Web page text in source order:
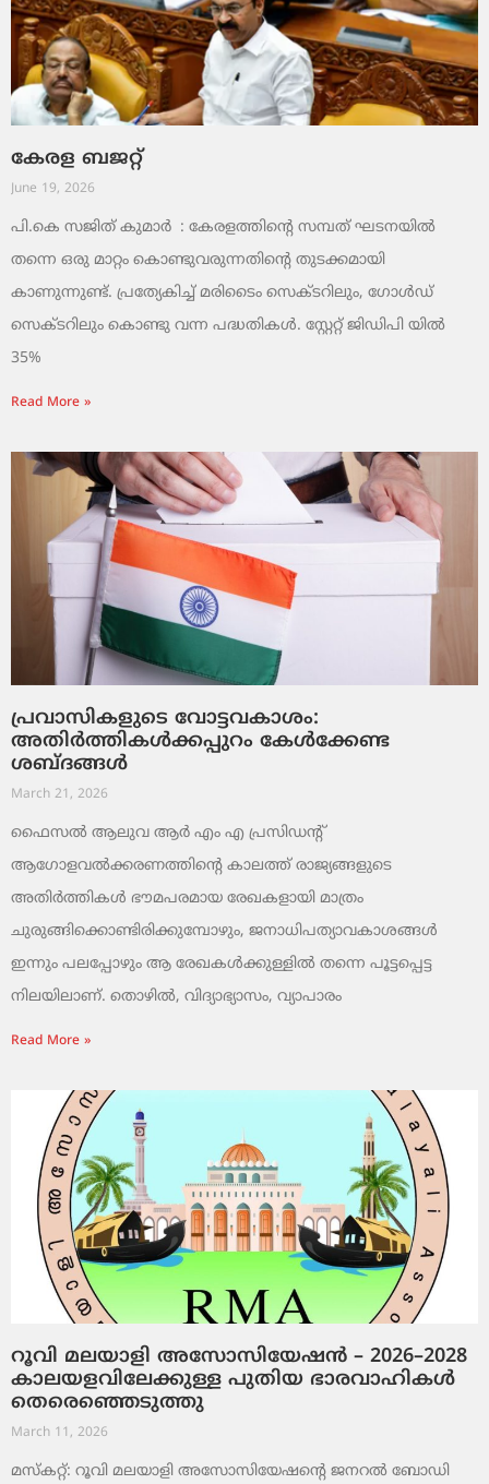
കേരള ബജറ്റ്
June 19, 2026
പി.കെ സജിത് കുമാര്‍ : കേരളത്തിന്റെ സമ്പത് ഘടനയിൽ
തന്നെ ഒരു മാറ്റം കൊണ്ടുവരുന്നതിന്റെ തുടക്കമായി
കാണുന്നുണ്ട്. പ്രത്യേകിച്ച് മരിടൈം സെക്ടറിലും, ഗോൾഡ്
സെക്ടറിലും കൊണ്ടു വന്ന പദ്ധതികൾ. സ്റ്റേറ്റ് ജിഡിപി യിൽ
35%
Read More »
പ്രവാസികളുടെ വോട്ടവകാശം:
അതിർത്തികൾക്കപ്പുറം കേൾക്കേണ്ട
ശബ്ദങ്ങൾ
March 21, 2026
ഫൈസൽ ആലുവ ആർ എം എ പ്രസിഡന്റ്
ആഗോളവൽക്കരണത്തിന്റെ കാലത്ത് രാജ്യങ്ങളുടെ
അതിർത്തികൾ ഭൗമപരമായ രേഖകളായി മാത്രം
ചുരുങ്ങിക്കൊണ്ടിരിക്കുമ്പോഴും, ജനാധിപത്യാവകാശങ്ങൾ
ഇന്നും പലപ്പോഴും ആ രേഖകൾക്കുള്ളിൽ തന്നെ പൂട്ടപ്പെട്ട
നിലയിലാണ്. തൊഴിൽ, വിദ്യാഭ്യാസം, വ്യാപാരം
Read More »
റൂവി മലയാളി അസോസിയേഷൻ – 2026–2028
കാലയളവിലേക്കുള്ള പുതിയ ഭാരവാഹികൾ
തെരെഞ്ഞെടുത്തു
March 11, 2026
മസ്കറ്റ്: റൂവി മലയാളി അസോസിയേഷന്റെ ജനറൽ ബോഡി